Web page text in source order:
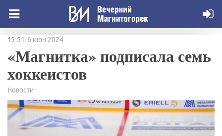
15:51, 6 июн 2024
«Магнитка» подписала семь
хоккеистов
Новости